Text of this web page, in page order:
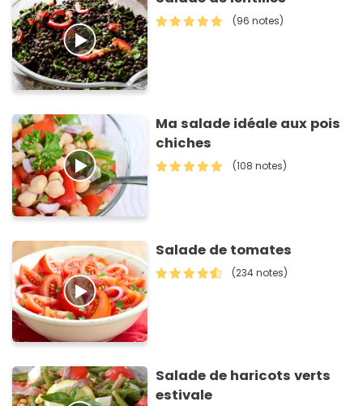
(96 notes)
Ma salade idéale aux pois
chiches
(108 notes)
Salade de tomates
(234 notes)
Salade de haricots verts
estivale